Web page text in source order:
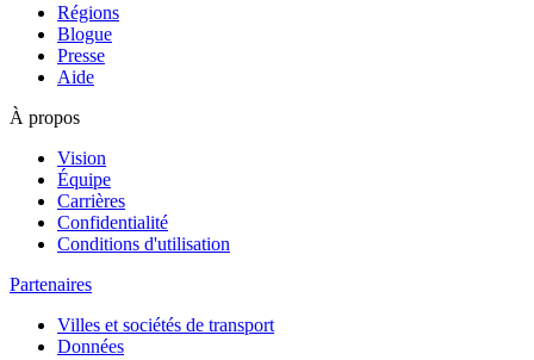
Régions
Blogue
Presse
Aide
À propos
Vision
Équipe
Carrières
Confidentialité
Conditions d'utilisation
Partenaires
Villes et sociétés de transport
Données